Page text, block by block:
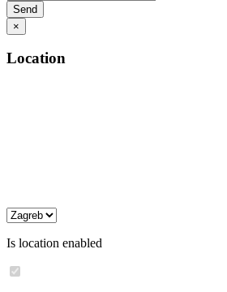
×
Location
Is location enabled